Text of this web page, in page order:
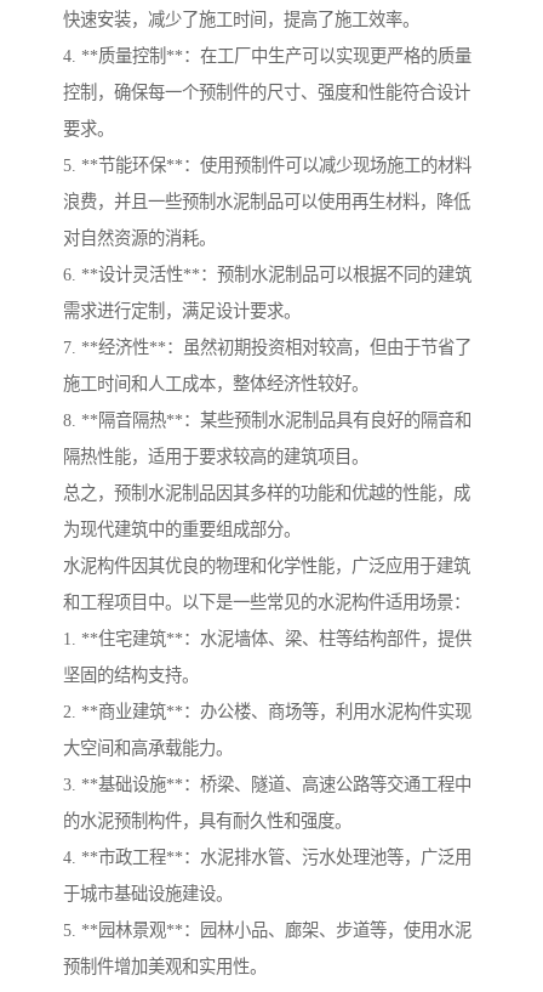
快速安装，减少了施工时间，提高了施工效率。
4. **质量控制**：在工厂中生产可以实现更严格的质量
控制，确保每一个预制件的尺寸、强度和性能符合设计
要求。
5. **节能环保**：使用预制件可以减少现场施工的材料
浪费，并且一些预制水泥制品可以使用再生材料，降低
对自然资源的消耗。
6. **设计灵活性**：预制水泥制品可以根据不同的建筑
需求进行定制，满足设计要求。
7. **经济性**：虽然初期投资相对较高，但由于节省了
施工时间和人工成本，整体经济性较好。
8. **隔音隔热**：某些预制水泥制品具有良好的隔音和
隔热性能，适用于要求较高的建筑项目。
总之，预制水泥制品因其多样的功能和优越的性能，成
为现代建筑中的重要组成部分。
水泥构件因其优良的物理和化学性能，广泛应用于建筑
和工程项目中。以下是一些常见的水泥构件适用场景：
1. **住宅建筑**：水泥墙体、梁、柱等结构部件，提供
坚固的结构支持。
2. **商业建筑**：办公楼、商场等，利用水泥构件实现
大空间和高承载能力。
3. **基础设施**：桥梁、隧道、高速公路等交通工程中
的水泥预制构件，具有耐久性和强度。
4. **市政工程**：水泥排水管、污水处理池等，广泛用
于城市基础设施建设。
5. **园林景观**：园林小品、廊架、步道等，使用水泥
预制件增加美观和实用性。